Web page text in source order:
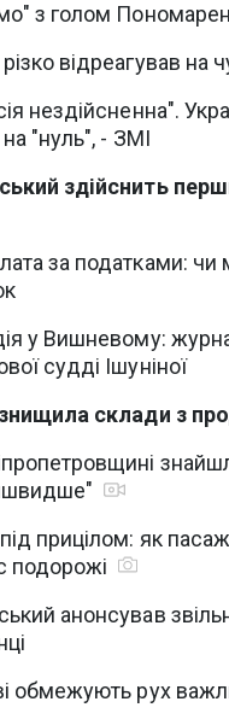
з голом
відреагував на
нездійсненна".
"нуль", - ЗМІ
здійснить
за податками: чи
у Вишневому:
судді Ішуніної
склади з
прицілом: як
подорожі
анонсував
обмежують рух